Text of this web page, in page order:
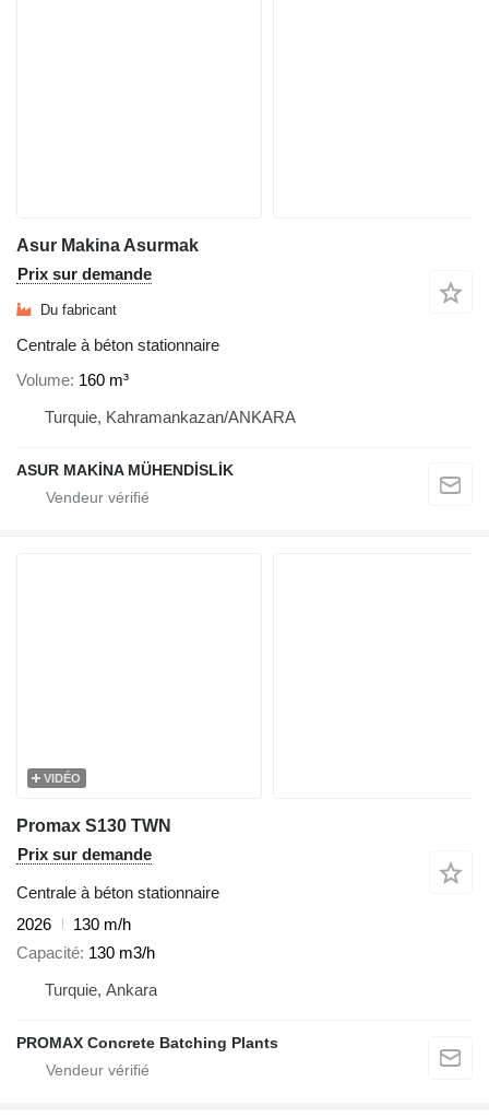
Asur Makina Asurmak
Prix sur demande
Du fabricant
Centrale à béton stationnaire
Volume 160 m³
Turquie, Kahramankazan/ANKARA
ASUR MAKİNA MÜHENDİSLİK
VIDÉO
Promax S130 TWN
Prix sur demande
Centrale à béton stationnaire
2026
130 m/h
Capacité 130 m3/h
Turquie, Ankara
PROMAX Concrete Batching Plants